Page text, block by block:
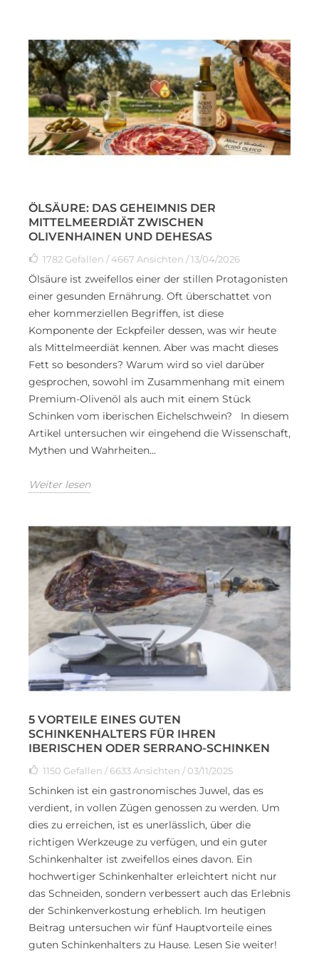
ÖLSÄURE: DAS GEHEIMNIS DER
MITTELMEERDIÄT ZWISCHEN
OLIVENHAINEN UND DEHESAS
1782 Gefallen / 4667 Ansichten / 13/04/2026
Ölsäure ist zweifellos einer der stillen Protagonisten
einer gesunden Ernährung. Oft überschattet von
eher kommerziellen Begriffen, ist diese
Komponente der Eckpfeiler dessen, was wir heute
als Mittelmeerdiät kennen. Aber was macht dieses
Fett so besonders? Warum wird so viel darüber
gesprochen, sowohl im Zusammenhang mit einem
Premium-Olivenöl als auch mit einem Stück
Schinken vom iberischen Eichelschwein? In diesem
Artikel untersuchen wir eingehend die Wissenschaft,
Mythen und Wahrheiten...
Weiter lesen
5 VORTEILE EINES GUTEN
SCHINKENHALTERS FÜR IHREN
IBERISCHEN ODER SERRANO-SCHINKEN
1150 Gefallen / 6633 Ansichten / 03/11/2025
Schinken ist ein gastronomisches Juwel, das es
verdient, in vollen Zügen genossen zu werden. Um
dies zu erreichen, ist es unerlässlich, über die
richtigen Werkzeuge zu verfügen, und ein guter
Schinkenhalter ist zweifellos eines davon. Ein
hochwertiger Schinkenhalter erleichtert nicht nur
das Schneiden, sondern verbessert auch das Erlebnis
der Schinkenverkostung erheblich. Im heutigen
Beitrag untersuchen wir fünf Hauptvorteile eines
guten Schinkenhalters zu Hause. Lesen Sie weiter!